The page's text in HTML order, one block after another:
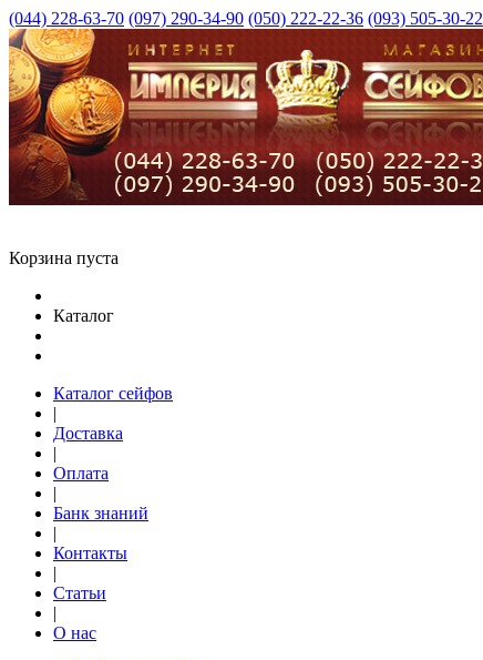
(044) 228-63-70 (097) 290-34-90 (050) 222-22-36 (093) 505-30-22
Корзина пуста
Каталог
Каталог сейфов
|
Доставка
|
Оплата
|
Банк знаний
|
Контакты
|
Статьи
|
О нас